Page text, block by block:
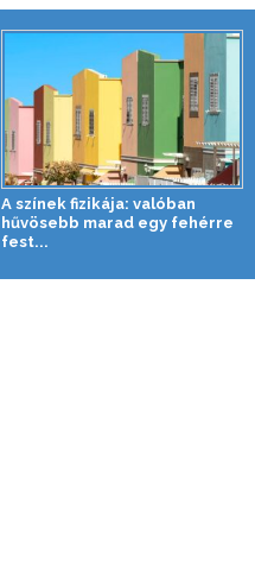
A színek fizikája: valóban
hűvösebb marad egy fehérre
fest...